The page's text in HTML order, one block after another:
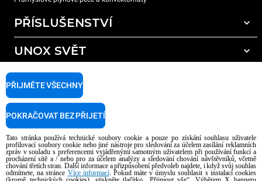
PŘÍSLUŠENSTVÍ
Všechna příslušenství
Čisticí prostředky pro ruční mytí
Úprava vody pryskyřičnými filtry
Úprava vody reverzní osmózou
UNOX SVĚT
Naše pobočky po celém světě
PODPORA
Najděte Servisní Střediska
Copyright 2026 UNOX S.p.A. Všechna práva vyhrazena. Reg. Imp. Padova n °
AI Content Disclaimer Privacy policy Cookie policy
Tato stránka používá technické soubory cookie a pouze po získání souhlasu uživatele
profilovací soubory cookie nebo jiné nástroje pro sledování za účelem zasílání reklamních
zpráv v souladu s preferencemi vyjádřenými samotným uživatelem při používání funkcí a
procházení sítě a / nebo pro za účelem analýzy a sledování chování návštěvníků, včetně
chování třetích stran. Další informace a přizpůsobení předvoleb najdete, i když svůj souhlas
odmítnete, na stránce Více informací. Pokud máte v úmyslu souhlasit s instalací cookies
PŘIJMĚTE VŠECHNY
POKRAČOVAT BEZ PŘIJETÍ